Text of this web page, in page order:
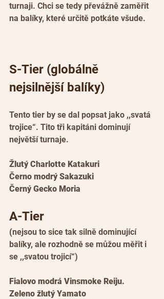
turnaji. Chci se tedy převážně zaměřit
na balíky, které určitě potkáte všude.
S-Tier (globálně
nejsilnější balíky)
Tento tier by se dal popsat jako ,,svatá
trojice“. Tito tři kapitáni dominují
největší turnaje.
Žlutý Charlotte Katakuri
Černo modrý Sakazuki
Černý Gecko Moria
A-Tier
(nejsou to sice tak silně dominující
balíky, ale rozhodně se můžou měřit i
se ,,svatou trojicí“)
Fialovo modrá Vinsmoke Reiju.
Zeleno žlutý Yamato